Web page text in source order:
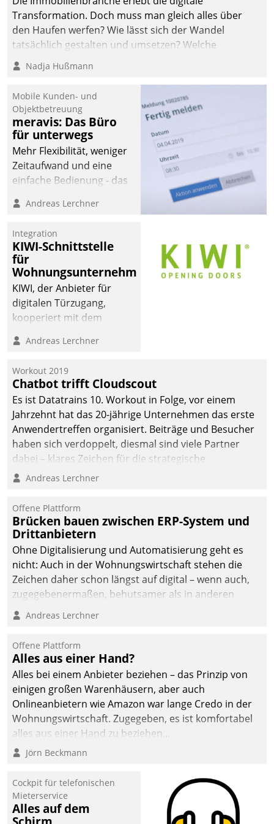
automatisiert, vollständig
und auf Wunsch über
mehrere zuvor
Kommunikationswege bei
Transformation. Doch muss man gleich alles über
den Haufen werfen? Wie lässt sich der Wandel
tatsächlich gestalten und umsetzen? Welche
Argumente zählen wirklich?
Nadja Hußmann
Mobile Kunden- und
Objektbetreuung
meravis: Das Büro
für unterwegs
Mehr Flexibilität, weniger
Zeitaufwand und eine
einfache Bedienung - das
Cockpit für mobile
Datatrain. Die meravis
Wohnungsbau- und
Immobilien GmbH hat
sich dabei für den Betrieb
der Lösung über die SAP
Cloud Platform
Unternehmen am
Andreas Lerchner
Integration
KIWI-Schnittstelle
für
Wohnungsunternehmen
KIWI, der Anbieter für
digitalen Türzugang,
kooperiert mit dem
Softwareentwicklungshaus
Andreas Lerchner
Workout 2019
Chatbot trifft Cloudscout
Es ist Datatrains 10. Workout in Folge, vor einem
Jahrzehnt hat das 20-jährige Unternehmen das erste
Anwendertreffen organisiert. Beiträge und Besucher
haben sich verdoppelt, diesmal sind viele Partner
dabei – klares Zeichen für die strategische
Fokussierung auf den Kunden.
Andreas Lerchner
Offene Plattform
Brücken bauen zwischen ERP-System und
Drittanbietern
Ohne Digitalisierung und Automatisierung geht es
nicht: Auch in der Wohnungswirtschaft stehen die
Zeichen daher schon längst auf digital – wenn auch,
zugegebenermaßen, behutsamer als in anderen
Branchen.
Andreas Lerchner
Offene Plattform
Alles aus einer Hand?
Alles bei einem Anbieter beziehen – das Prinzip von
einigen großen Warenhäusern, aber auch
Onlineanbietern wie Amazon war lange Credo in der
Wohnungswirtschaft. Zugegeben, es ist komfortabel
alles aus einer Hand zu beziehen...
Jörn Beckmann
Cockpit für telefonischen
Mieterservice
Alles auf dem